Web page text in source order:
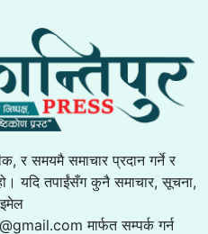
र समयमै समाचार प्रदान गर्ने र
यदि तपाईंसँग कुनै समाचार, सूचना,
मार्फत सम्पर्क गर्न